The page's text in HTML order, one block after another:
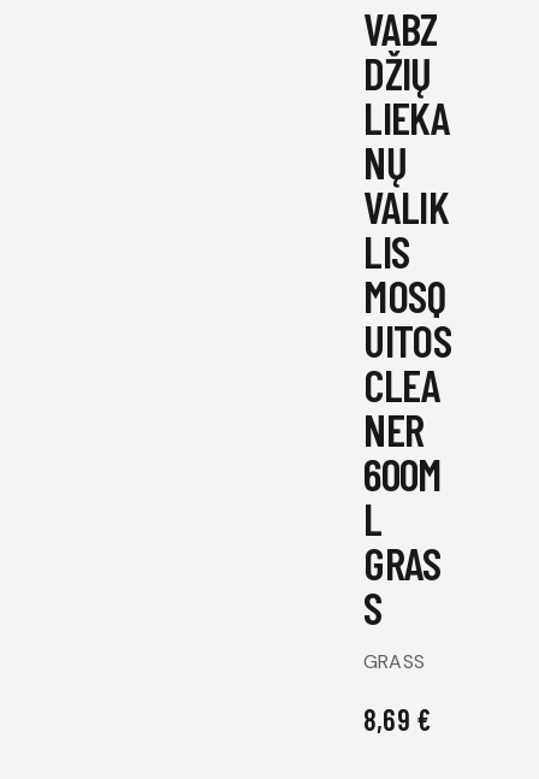
VABZ
DŽIŲ
LIEKA
NŲ
VALIK
LIS
MOSQ
UITOS
CLEA
NER
600M
L
GRAS
S
GRASS
8,69 €